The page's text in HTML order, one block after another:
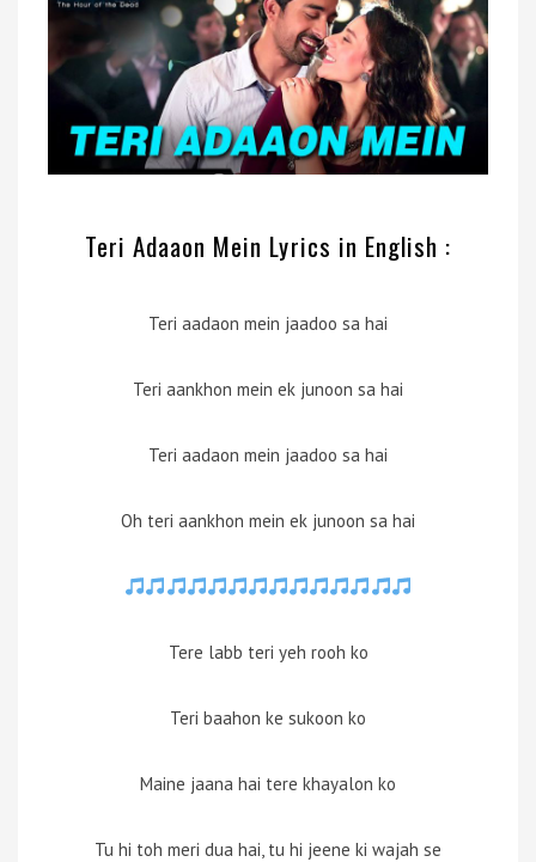
Teri Adaaon Mein Lyrics in English :
Teri aadaon mein jaadoo sa hai
Teri aankhon mein ek junoon sa hai
Teri aadaon mein jaadoo sa hai
Oh teri aankhon mein ek junoon sa hai
Tere labb teri yeh rooh ko
Teri baahon ke sukoon ko
Maine jaana hai tere khayalon ko
Tu hi toh meri dua hai, tu hi jeene ki wajah se